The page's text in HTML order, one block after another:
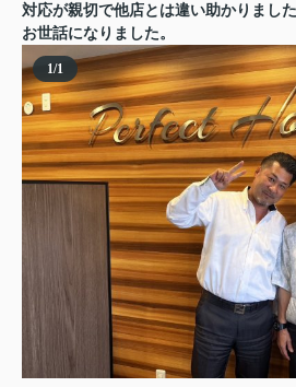
対応が親切で他店とは違い助かりました
お世話になりました。
1/1